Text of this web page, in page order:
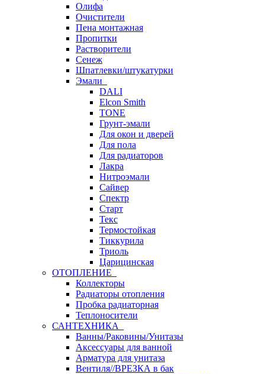
Олифа
Очистители
Пена монтажная
Пропитки
Растворители
Сенеж
Шпатлевки/штукатурки
Эмали
DALI
Elcon Smith
TONE
Грунт-эмали
Для окон и дверей
Для пола
Для радиаторов
Лакра
Нитроэмали
Сайвер
Спектр
Старт
Текс
Термостойкая
Тиккурила
Триоль
Царицинская
ОТОПЛЕНИЕ
Коллекторы
Радиаторы отопления
Пробка радиаторная
Теплоносители
САНТЕХНИКА
Ванны/Раковины/Унитазы
Аксессуары для ванной
Арматура для унитаза
Вентиля//ВРЕЗКА в бак